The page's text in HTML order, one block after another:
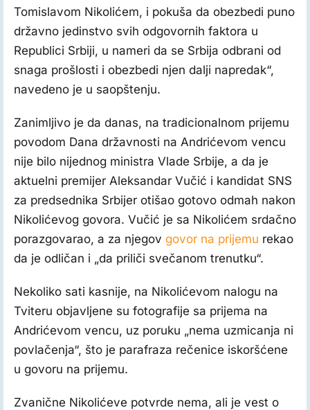
Tomislavom Nikolićem, i pokuša da obezbedi puno
državno jedinstvo svih odgovornih faktora u
Republici Srbiji, u nameri da se Srbija odbrani od
snaga prošlosti i obezbedi njen dalji napredak“,
navedeno je u saopštenju.
Zanimljivo je da danas, na tradicionalnom prijemu
povodom Dana državnosti na Andrićevom vencu
nije bilo nijednog ministra Vlade Srbije, a da je
aktuelni premijer Aleksandar Vučić i kandidat SNS
za predsednika Srbijer otišao gotovo odmah nakon
Nikolićevog govora. Vučić je sa Nikolićem srdačno
porazgovarao, a za njegov govor na prijemu rekao
da je odličan i „da priliči svečanom trenutku“.
Nekoliko sati kasnije, na Nikolićevom nalogu na
Tviteru objavljene su fotografije sa prijema na
Andrićevom vencu, uz poruku „nema uzmicanja ni
povlačenja“, što je parafraza rečenice iskoršćene
u govoru na prijemu.
Zvanične Nikolićeve potvrde nema, ali je vest o